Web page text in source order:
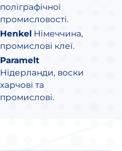
поліграфічної
промисловості.
Henkel Німеччина,
промислові клеї.
Paramelt
Нідерланди, воски
харчові та
промислові.